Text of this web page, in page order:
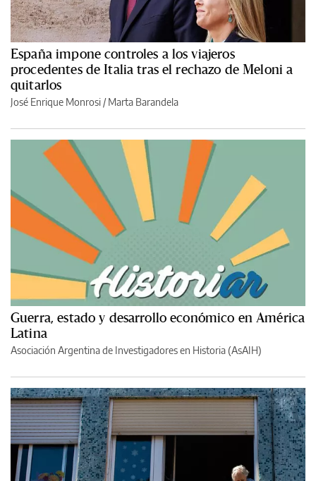
España impone controles a los viajeros
procedentes de Italia tras el rechazo de Meloni a
quitarlos
José Enrique Monrosi / Marta Barandela
Guerra, estado y desarrollo económico en América
Latina
Asociación Argentina de Investigadores en Historia (AsAIH)